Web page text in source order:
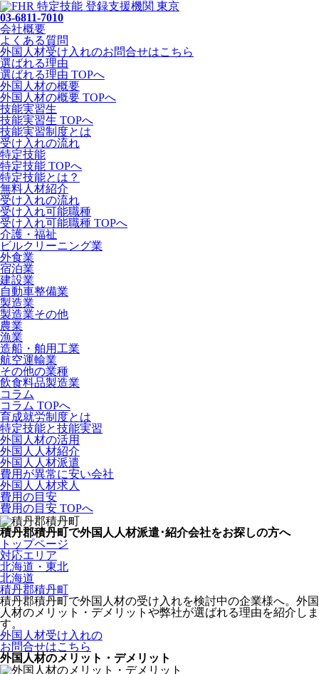
03-6811-7010
会社概要
よくある質問
外国人材受け入れのお問合せはこちら
選ばれる理由
選ばれる理由 TOPへ
外国人材の概要
外国人材の概要 TOPへ
技能実習生
技能実習生 TOPへ
技能実習制度とは
受け入れの流れ
特定技能
特定技能 TOPへ
特定技能とは？
無料人材紹介
受け入れの流れ
受け入れ可能職種
受け入れ可能職種 TOPへ
介護・福祉
ビルクリーニング業
外食業
宿泊業
建設業
自動車整備業
製造業
製造業その他
農業
漁業
造船・舶用工業
航空運輸業
その他の業種
飲食料品製造業
コラム
コラム TOPへ
育成就労制度とは
特定技能と技能実習
外国人材の活用
外国人人材紹介
外国人人材派遣
費用が異常に安い会社
外国人人材求人
費用の目安
費用の目安 TOPへ
積丹郡積丹町で外国人人材派遣･紹介会社をお探しの方へ
トップページ
対応エリア
北海道・東北
北海道
積丹郡積丹町
積丹郡積丹町で外国人材の受け入れを検討中の企業様へ。外国
人材のメリット・デメリットや弊社が選ばれる理由を紹介しま
す。
外国人材受け入れの
お問合せはこちら
外国人材のメリット・デメリット